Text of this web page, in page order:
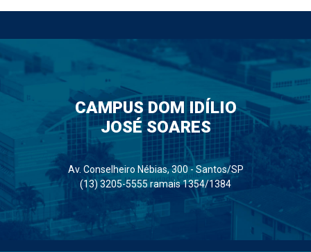
CAMPUS DOM IDÍLIO
JOSÉ SOARES
Av. Conselheiro Nébias, 300 - Santos/SP
(13) 3205-5555 ramais 1354/1384